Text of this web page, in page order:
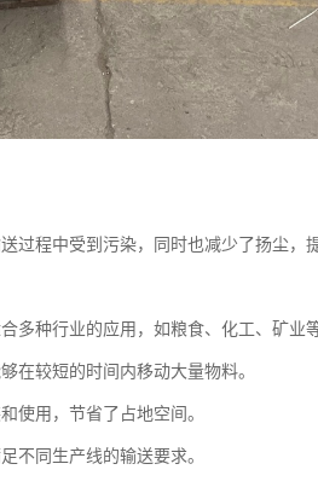
过程中受到污染，同时也减少了扬尘，
种行业的应用，如粮食、化工、矿业等
在较短的时间内移动大量物料。
使用，节省了占地空间。
不同生产线的输送要求。